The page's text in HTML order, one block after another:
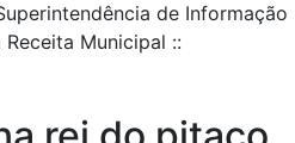
de Informação
Municipal ::